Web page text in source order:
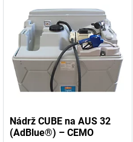
Nádrž CUBE na AUS 32
(AdBlue®) – CEMO